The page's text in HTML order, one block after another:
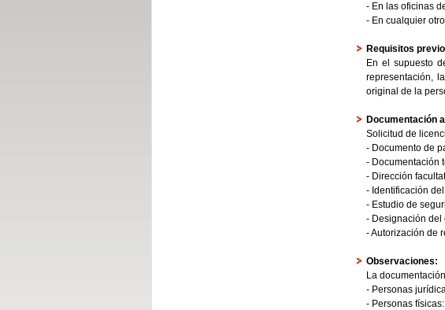
- En las oficinas
- En cualquier
Requisitos
En el supuesto
representación,
original de la
Documentación
Solicitud de
- Documento de
- Documentación
- Dirección
- Identificación
- Estudio de
- Designación del
- Autorización de
Observaciones:
La
- Personas
- Personas